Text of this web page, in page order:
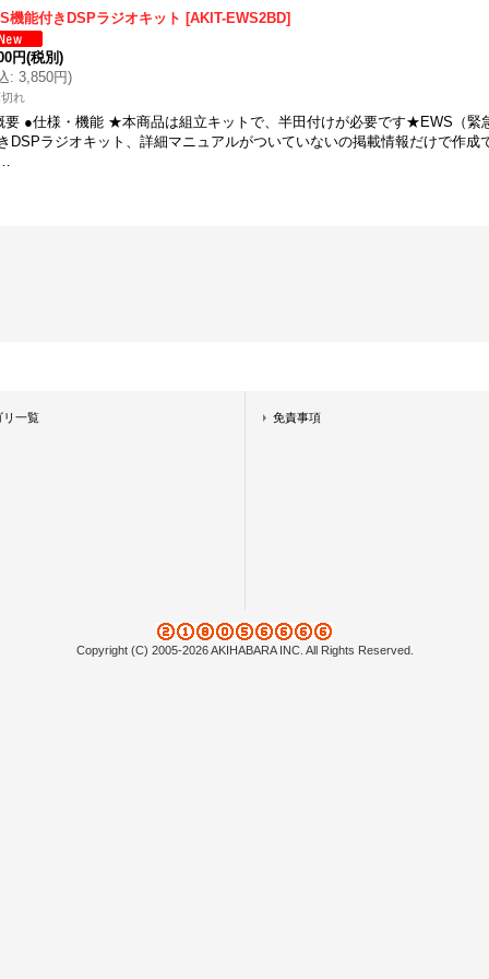
機能付きDSPラジオキット [AKIT-EWS2BD]
円(税別)
: 3,850円)
れ
要 ●仕様・機能 ★本商品は組立キットで、半田付けが必要です★EWS（緊
DSPラジオキット、詳細マニュアルがついていないの掲載情報だけで作成
リ一覧 免責事項
Copyright (C) 2005-2026 AKIHABARA INC. All Rights Reserved.